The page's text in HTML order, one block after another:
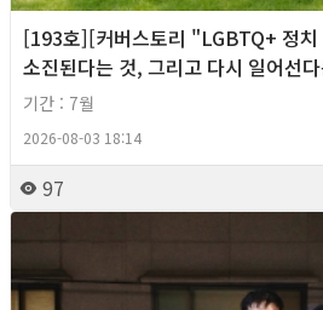
[193호][커버스토리 "LGBTQ+ 정
소진된다는 것, 그리고 다시 일어선
기간 : 7월
2026-08-03 18:14
97